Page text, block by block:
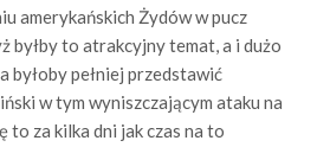
amerykańskich Żydów w pucz
byłby to atrakcyjny temat, a i dużo
pełniej przedstawić
w tym wyniszczającym ataku na
to za kilka dni jak czas na to